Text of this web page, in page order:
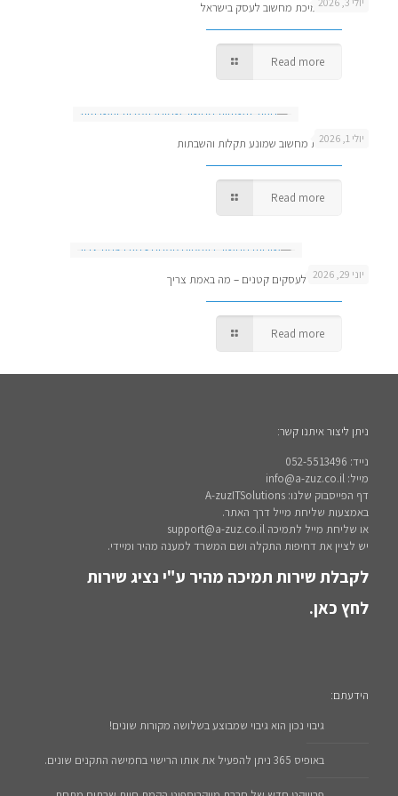
כמה עולה תמיכת מחשוב לעסק בישראל
Read more
יולי 1, 2026
ניהול תשתיות מחשוב שמונע תקלות והשבתות
Read more
יוני 29, 2026
שירותי מחשוב לעסקים קטנים – מה באמת צריך
Read more
ניתן ליצור איתנו קשר:
נייד: 052-5513496
מייל: info@a-zuz.co.il
דף הפייסבוק שלנו: A-zuzITSolutions
באמצעות שליחת מייל דרך האתר.
או שליחת מייל לתמיכה support@a-zuz.co.il
יש לציין את דחיפות התקלה ושם המשרד למענה מהיר ומיידי.
לקבלת שירות תמיכה מהיר ע"י נציג שירות
לחץ כאן.
הידעתם:
גיבוי נכון הוא גיבוי שמבוצע בשלושה מקורות שונים!
באופיס 365 ניתן להפעיל את אותו הרישוי בחמישה התקנים שונים.